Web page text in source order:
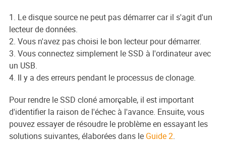
1. Le disque source ne peut pas démarrer car il s'agit d'un
lecteur de données.
2. Vous n'avez pas choisi le bon lecteur pour démarrer.
3. Vous connectez simplement le SSD à l'ordinateur avec
un USB.
4. Il y a des erreurs pendant le processus de clonage.
Pour rendre le SSD cloné amorçable, il est important
d'identifier la raison de l'échec à l'avance. Ensuite, vous
pouvez essayer de résoudre le problème en essayant les
solutions suivantes, élaborées dans le Guide 2.